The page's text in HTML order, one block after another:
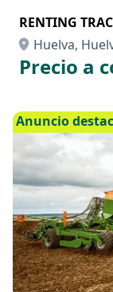
RENTING
Huelva,
Precio a
Anuncio